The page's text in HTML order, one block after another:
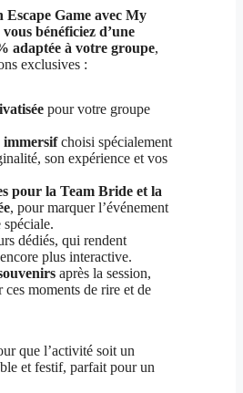
Game avec My
bénéficiez d’une
adaptée à votre groupe,
exclusives :
pour votre groupe
immersifchoisi spécialement
son expérience et vos
pour la Team Bride et la
, pour marquer l’événement
spéciale.
dédiés, qui rendent
plus interactive.
après la session,
ces moments de rire et de
que l’activité soit un
et festif, parfait pour un